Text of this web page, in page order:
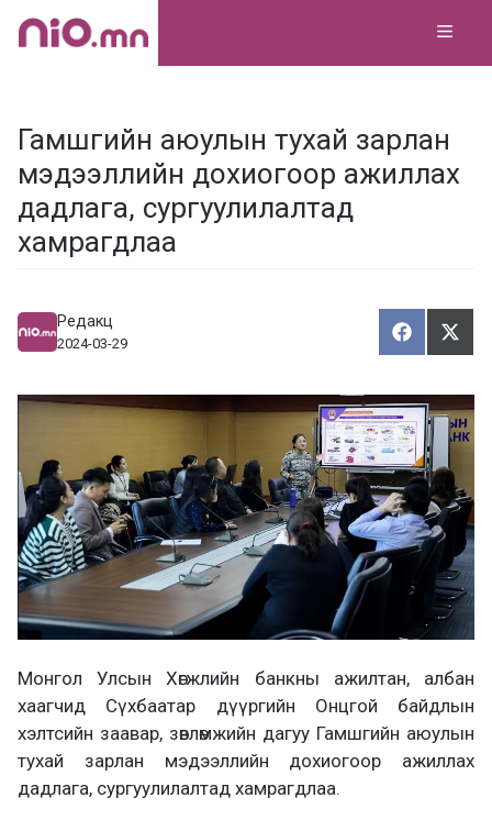
Skip
Гамшгийн аюулын тухай зарлан
мэдээллийн дохиогоор ажиллах
дадлага, сургуулилалтад
хамрагдлаа
Редакц
2024-03-29
Х
у
а
а
л
ц
а
х
Т
ү
э
э
х
Монгол Улсын Хөгжлийн банкны ажилтан, албан
хаагчид Сүхбаатар дүүргийн Онцгой байдлын
хэлтсийн заавар, зөвлөмжийн дагуу Гамшгийн аюулын
тухай зарлан мэдээллийн дохиогоор ажиллах
дадлага, сургуулилалтад хамрагдлаа.